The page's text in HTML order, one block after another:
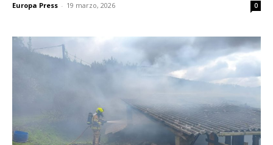
Europa Press - 19 marzo, 2026 0